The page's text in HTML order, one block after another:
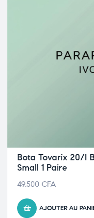
Bota Tovarix 20/I
Small 1 Paire
49.500 CFA
AJOUTER AU